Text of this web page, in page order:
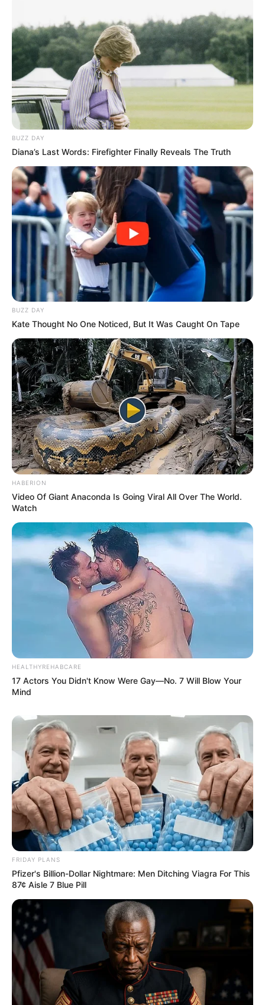
BUZZ DAY
Diana’s Last Words: Firefighter Finally Reveals The Truth
BUZZ DAY
Kate Thought No One Noticed, But It Was Caught On Tape
HABERION
Video Of Giant Anaconda Is Going Viral All Over The World.
Watch
HEALTHYREHABCARE
17 Actors You Didn't Know Were Gay—No. 7 Will Blow Your
Mind
FRIDAY PLANS
Pfizer's Billion-Dollar Nightmare: Men Ditching Viagra For This
87¢ Aisle 7 Blue Pill